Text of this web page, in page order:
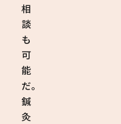
相
談
も
可
能
だ。
鍼
灸